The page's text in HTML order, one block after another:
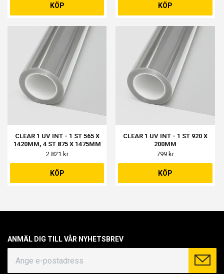
KÖP KÖP
CLEAR 1 UV INT - 1 ST 565 X
1420MM, 4 ST 875 X 1475MM
2 821 kr
KÖP
CLEAR 1 UV INT - 1 ST 920 X
200MM
799 kr
KÖP
ANMÄL DIG TILL VÅR NYHETSBREV